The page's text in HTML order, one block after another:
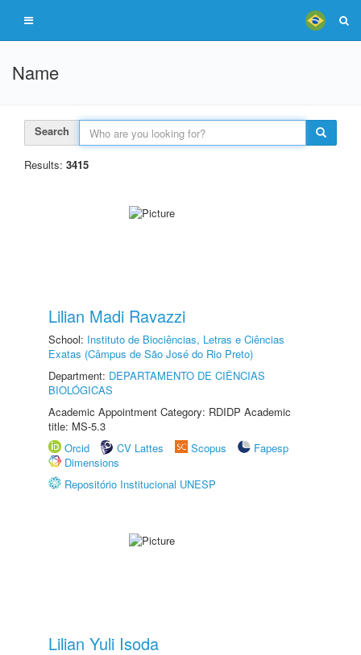
Name
Search
Results: 3415
Lilian Madi Ravazzi
School: Instituto de Biociências, Letras e Ciências
Exatas (Câmpus de São José do Rio Preto)
Department: DEPARTAMENTO DE CIÊNCIAS
BIOLÓGICAS
Academic Appointment Category: RDIDP Academic
title: MS-5.3
Orcid
CV Lattes Scopus
Fapesp
Dimensions
Repositório Institucional UNESP
Lilian Yuli Isoda